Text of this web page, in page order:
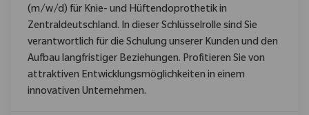
(m/w/d) für Knie- und Hüftendoprothetik in
Zentraldeutschland. In dieser Schlüsselrolle sind Sie
verantwortlich für die Schulung unserer Kunden und den
Aufbau langfristiger Beziehungen. Profitieren Sie von
attraktiven Entwicklungsmöglichkeiten in einem
innovativen Unternehmen.